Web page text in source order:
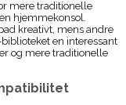
mere traditionelle
hjemmekonsol.
kreativt, mens andre
en interessant
og mere traditionelle